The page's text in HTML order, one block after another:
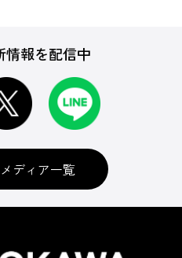
情報を配信中
ディア一覧